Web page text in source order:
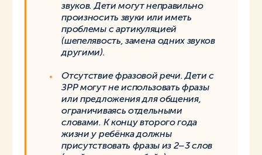
звуков. Дети могут неправильно
произносить звуки или иметь
проблемы с артикуляцией
(шепелявость, замена одних звуков
другими).
Отсутствие фразовой речи. Дети с
ЗРР могут не использовать фразы
или предложения для общения,
ограничиваясь отдельными
словами. К концу второго года
жизни у ребёнка должны
присутствовать фразы из 2–3 слов